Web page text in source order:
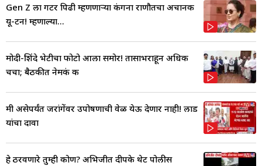
Gen Z ला गटर पिढी म्हणणाऱ्या कंगना राणौतचा अचानक
यू-टर्न! म्हणाल्या...
मोदी-शिंदे भेटीचा फोटो आला समोर! तासाभराहून अधिक
चर्चा; बैठकीत नेमकं क
मी असेपर्यंत जरांगेंवर उपोषणाची वेळ येऊ देणार नाही! लाड
यांचा दावा
हे ठरवणारे तुम्ही कोण? अभिजीत दीपके थेट पोलीस